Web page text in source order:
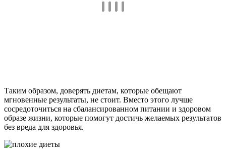
Таким образом, доверять диетам, которые обещают
мгновенные результаты, не стоит. Вместо этого лучше
сосредоточиться на сбалансированном питании и здоровом
образе жизни, которые помогут достичь желаемых результатов
без вреда для здоровья.